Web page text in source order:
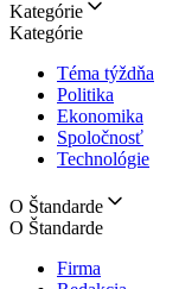
Kategórie
Kategórie
Téma týždňa
Politika
Ekonomika
Spoločnosť
Technológie
O Štandarde
O Štandarde
Firma